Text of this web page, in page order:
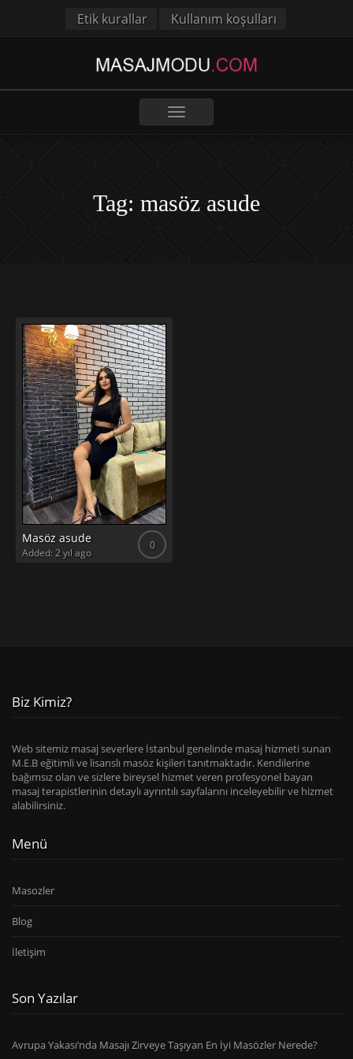
Etik kurallar Kullanım koşulları
Toggle
navigation
Tag: masöz asude
Masöz asude 0
Added: 2 yıl ago
Biz Kimiz?
Web sitemiz masaj severlere İstanbul genelinde masaj hizmeti sunan
M.E.B eğitimli ve lisanslı masöz kişileri tanıtmaktadır. Kendilerine
bağımsız olan ve sizlere bireysel hizmet veren profesyonel bayan
masaj terapistlerinin detaylı ayrıntılı sayfalarını inceleyebilir ve hizmet
alabilirsiniz.
Menü
Masozler
Blog
İletişim
Son Yazılar
Avrupa Yakası’nda Masajı Zirveye Taşıyan En İyi Masözler Nerede?